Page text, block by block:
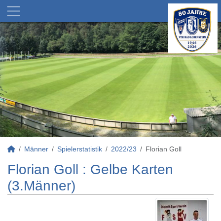
Männer Spielerstatistik 2022/23 Florian Goll
Florian Goll : Gelbe Karten
(3.Männer)